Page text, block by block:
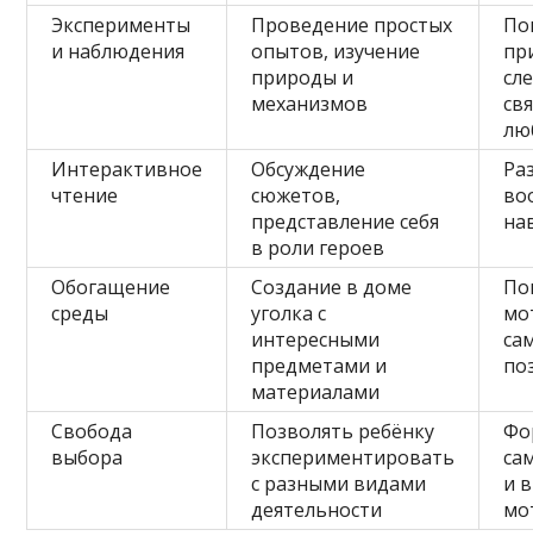
Эксперименты
и наблюдения
Проведение простых
опытов, изучение
природы и
механизмов
Интерактивное
чтение
Обсуждение
сюжетов,
представление себя
в роли героев
Обогащение
среды
Создание в доме
уголка с
интересными
предметами и
материалами
Свобода
выбора
Позволять ребёнку
экспериментировать
с разными видами
деятельности
и